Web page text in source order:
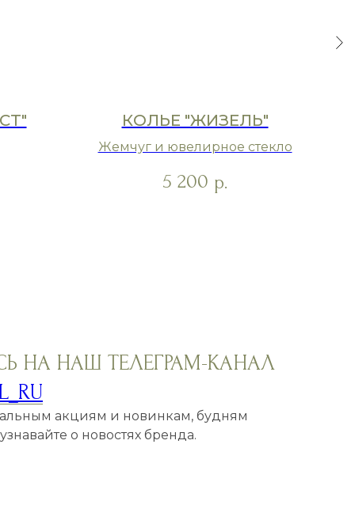
КОЛЬЕ "ЖИЗЕЛЬ"
Жемчуг и ювелирное стекло
5 200 р.
НА НАШ ТЕЛЕГРАМ-КАНАЛ
акциям и новинкам, будням
о новостях бренда.